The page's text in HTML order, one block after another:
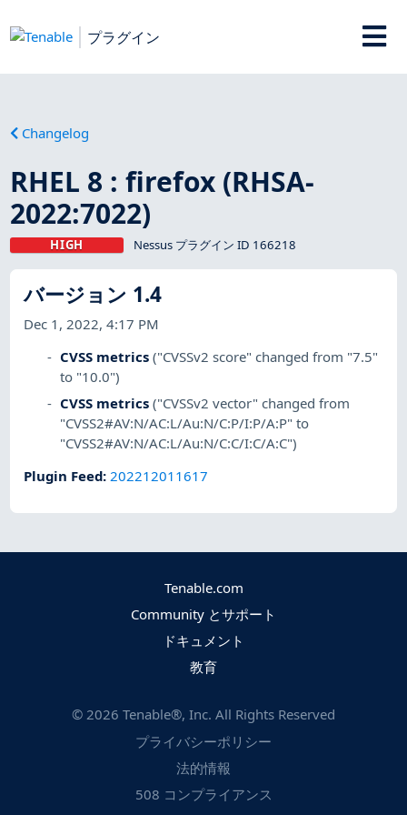
プラグイン
Changelog
RHEL 8 : firefox (RHSA-
2022:7022)
HIGH Nessus プラグイン ID 166218
バージョン 1.4
Dec 1, 2022, 4:17 PM
CVSS metrics ("CVSSv2 score" changed from "7.5"
to "10.0")
CVSS metrics ("CVSSv2 vector" changed from
"CVSS2#AV:N/AC:L/Au:N/C:P/I:P/A:P" to
"CVSS2#AV:N/AC:L/Au:N/C:C/I:C/A:C")
Plugin Feed:202212011617
Tenable.com
Community とサポート
ドキュメント
教育
© 2026 Tenable®, Inc. All Rights Reserved
プライバシーポリシー
法的情報
508 コンプライアンス